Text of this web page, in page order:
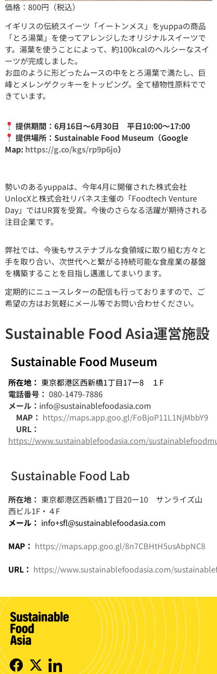
価格：800円（税込）
イギリスの伝統スイーツ「イートンメス」をyuppaの商品
「とろ湯葉」を使ってアレンジしたオリジナルスイーツで
す。湯葉を使うことによって、約100kcalのヘルシーなスイ
ーツが完成しました。
お皿のように形どったムースの中をとろ湯葉で満たし、巨
峰とメレンゲクッキーをトッピング。全て植物性原料でで
きています。
提供期間：6月16日〜6月30日 平日10:00〜17:00
提供場所：Sustainable Food Museum（Google
Map: https://g.co/kgs/rp9p6jo）
勢いのあるyuppaは、今年4月に開催された株式会社
UnlocXと株式会社リバネス主催の「Foodtech Venture
Day」ではUR賞を受賞。今後のさらなる活躍が期待される
注目企業です。
弊社では、今後もサステナブルな食領域に取り組む方々と
手を取り合い、次世代へと繋がる持続可能な食産業の基盤
を構築することを目指し邁進してまいります。
定期的にニュースレターの配信も行っておりますので、ご
希望の方はお気軽にメール等でお問い合わせください。
Sustainable Food Asia運営施設
Sustainable Food Museum
所在地： 東京都港区西新橋1丁目17ー8
１F
電話番号： 080-1479-7886
メール： info@sustainablefoodasia.com
MAP： https://maps.app.goo.gl/FoBjoP11L1NjMbbY9
URL：
https://www.sustainablefoodasia.com/
Sustainable Food Lab
所在地： 東京都港区西新橋1丁目20ー10 サンライズ山
西ビル1F・４F
メール： info+sfl@sustainablefoodasia.com
MAP： https://maps.app.goo.gl/8n7CBHtH5usAbpNC8
URL： https://www.sustainablefoodasia.com/